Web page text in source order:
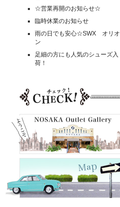
☆営業再開のお知らせ☆
臨時休業のお知らせ
雨の日でも安心☆SWX オリオ
ン
足細の方にも人気のシューズ入
荷！